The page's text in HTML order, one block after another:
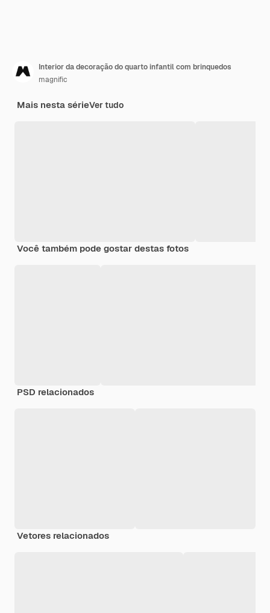
Interior da decoração do quarto infantil com brinquedos
magnific
Mais nesta sérieVer tudo
Você também pode gostar destas fotos
PSD relacionados
Vetores relacionados